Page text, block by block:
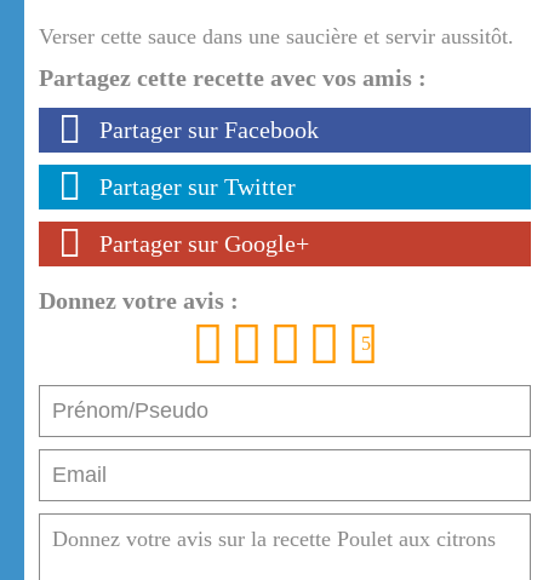
Verser cette sauce dans une saucière et servir aussitôt.
Partagez cette recette avec vos amis :
Partager sur Facebook
Partager sur Twitter
Partager sur Google+
Donnez votre avis :
5